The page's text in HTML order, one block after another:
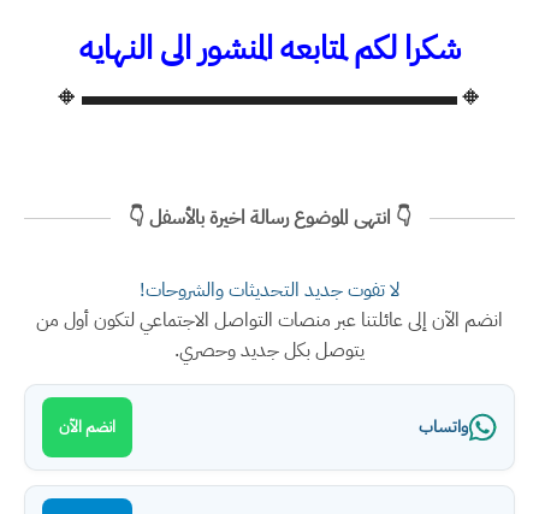
شكرا لكم لمتابعه المنشور الى النهايه
🔸▬▬▬▬▬▬▬▬▬▬▬▬▬🔸
👇 انتهى الموضوع رسالة اخيرة بالأسفل 👇
لا تفوت جديد التحديثات والشروحات!
انضم الآن إلى عائلتنا عبر منصات التواصل الاجتماعي لتكون أول من
يتوصل بكل جديد وحصري.
واتساب انضم الآن